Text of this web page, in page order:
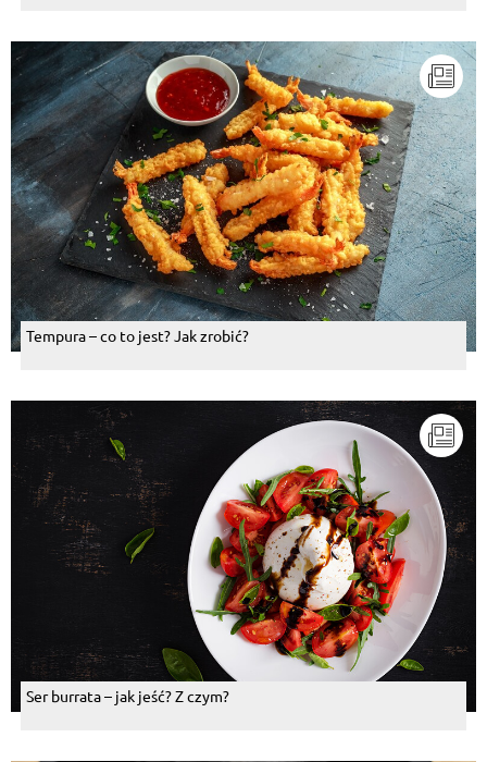
Tempura – co to jest? Jak zrobić?
Ser burrata – jak jeść? Z czym?